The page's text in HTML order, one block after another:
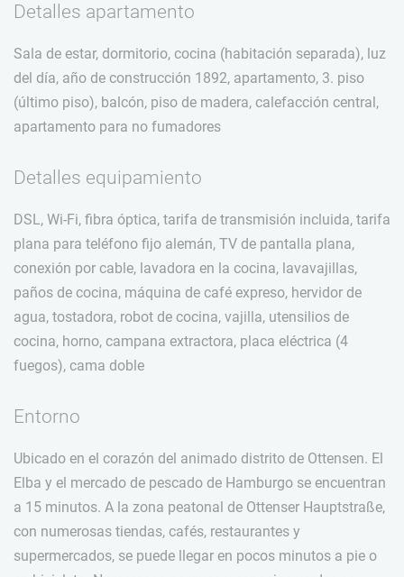
Detalles apartamento
Sala de estar, dormitorio, cocina (habitación separada), luz
del día, año de construcción 1892, apartamento, 3. piso
(último piso), balcón, piso de madera, calefacción central,
apartamento para no fumadores
Detalles equipamiento
DSL, Wi-Fi, fibra óptica, tarifa de transmisión incluida, tarifa
plana para teléfono fijo alemán, TV de pantalla plana,
conexión por cable, lavadora en la cocina, lavavajillas,
paños de cocina, máquina de café expreso, hervidor de
agua, tostadora, robot de cocina, vajilla, utensilios de
cocina, horno, campana extractora, placa eléctrica (4
fuegos), cama doble
Entorno
Ubicado en el corazón del animado distrito de Ottensen. El
Elba y el mercado de pescado de Hamburgo se encuentran
a 15 minutos. A la zona peatonal de Ottenser Hauptstraße,
con numerosas tiendas, cafés, restaurantes y
supermercados, se puede llegar en pocos minutos a pie o